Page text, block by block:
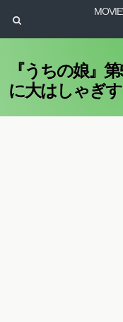
『うちの娘』
に大はしゃぎ